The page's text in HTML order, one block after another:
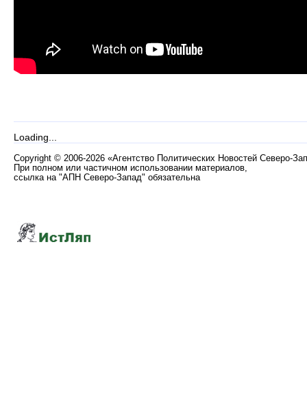
Loading...
Copyright © 2006-2026 «Агентство Политических Новостей Северо-
При полном или частичном использовании материалов,
ссылка на "АПН Северо-Запад" обязательна